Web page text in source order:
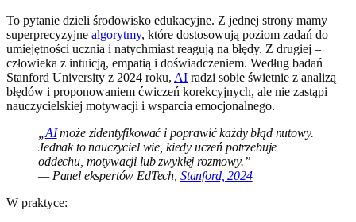
To pytanie dzieli środowisko edukacyjne. Z jednej strony mamy
superprecyzyjne algorytmy, które dostosowują poziom zadań do
umiejętności ucznia i natychmiast reagują na błędy. Z drugiej –
człowieka z intuicją, empatią i doświadczeniem. Według badań
Stanford University z 2024 roku, AI radzi sobie świetnie z analizą
błędów i proponowaniem ćwiczeń korekcyjnych, ale nie zastąpi
nauczycielskiej motywacji i wsparcia emocjonalnego.
AImoże zidentyfikować i poprawić każdy błąd nutowy.
Jednak to nauczyciel wie, kiedy uczeń potrzebuje
oddechu, motywacji lub zwykłej rozmowy.”
— Panel ekspertów EdTech, Stanford, 2024
W praktyce: